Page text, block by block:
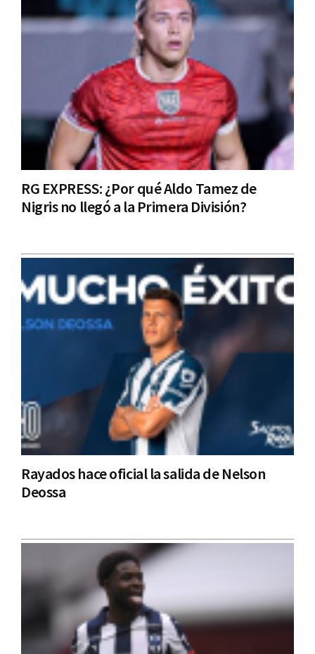
RG EXPRESS: ¿Por qué Aldo Tamez de
Nigris no llegó a la Primera División?
Rayados hace oficial la salida de Nelson
Deossa